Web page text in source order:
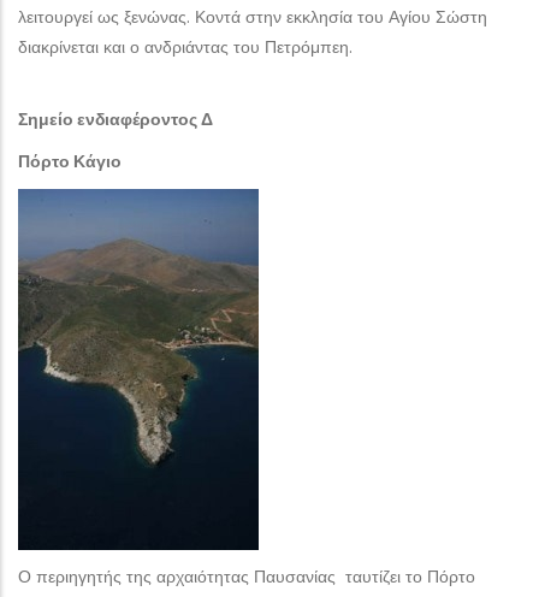
λειτουργεί ως ξενώνας. Κοντά στην εκκλησία του Αγίου Σώστη
διακρίνεται και ο ανδριάντας του Πετρόμπεη.
Σημείο ενδιαφέροντος Δ
Πόρτο Κάγιο
Ο περιηγητής της αρχαιότητας Παυσανίας ταυτίζει το Πόρτο